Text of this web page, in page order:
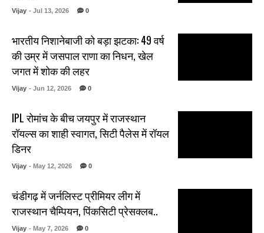
Vijay - Jul 13, 2026 0
भारतीय निशानेबाजी को बड़ा झटका: 49 वर्ष
की उम्र में जसपाल राणा का निधन, खेल
जगत में शोक की लहर
Vijay - Jun 12, 2026 0
IPL रोमांच के बीच जयपुर में राजस्थान
रॉयल्स का शाही स्वागत, सिटी पैलेस में रॉयल
डिनर
Vijay - May 12, 2026 0
चंडीगढ़ में जर्नलिस्ट प्रीमियर लीग में
राजस्थान चैम्पियन, पिंकसिटी प्रेसक्लब..
Vijay - May 7, 2026 0